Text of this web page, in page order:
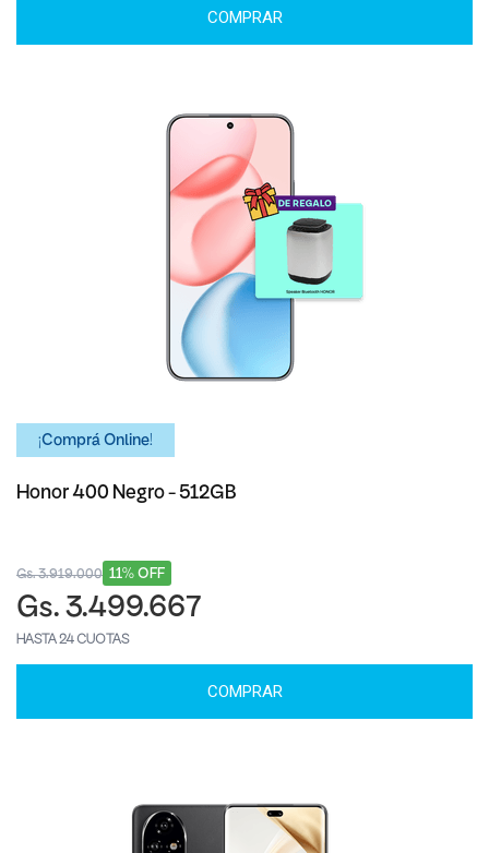
COMPRAR
¡Comprá Online!
Honor 400 Negro - 512GB
11% OFF
Gs. 3.919.000
Gs. 3.499.667
HASTA 24 CUOTAS
COMPRAR